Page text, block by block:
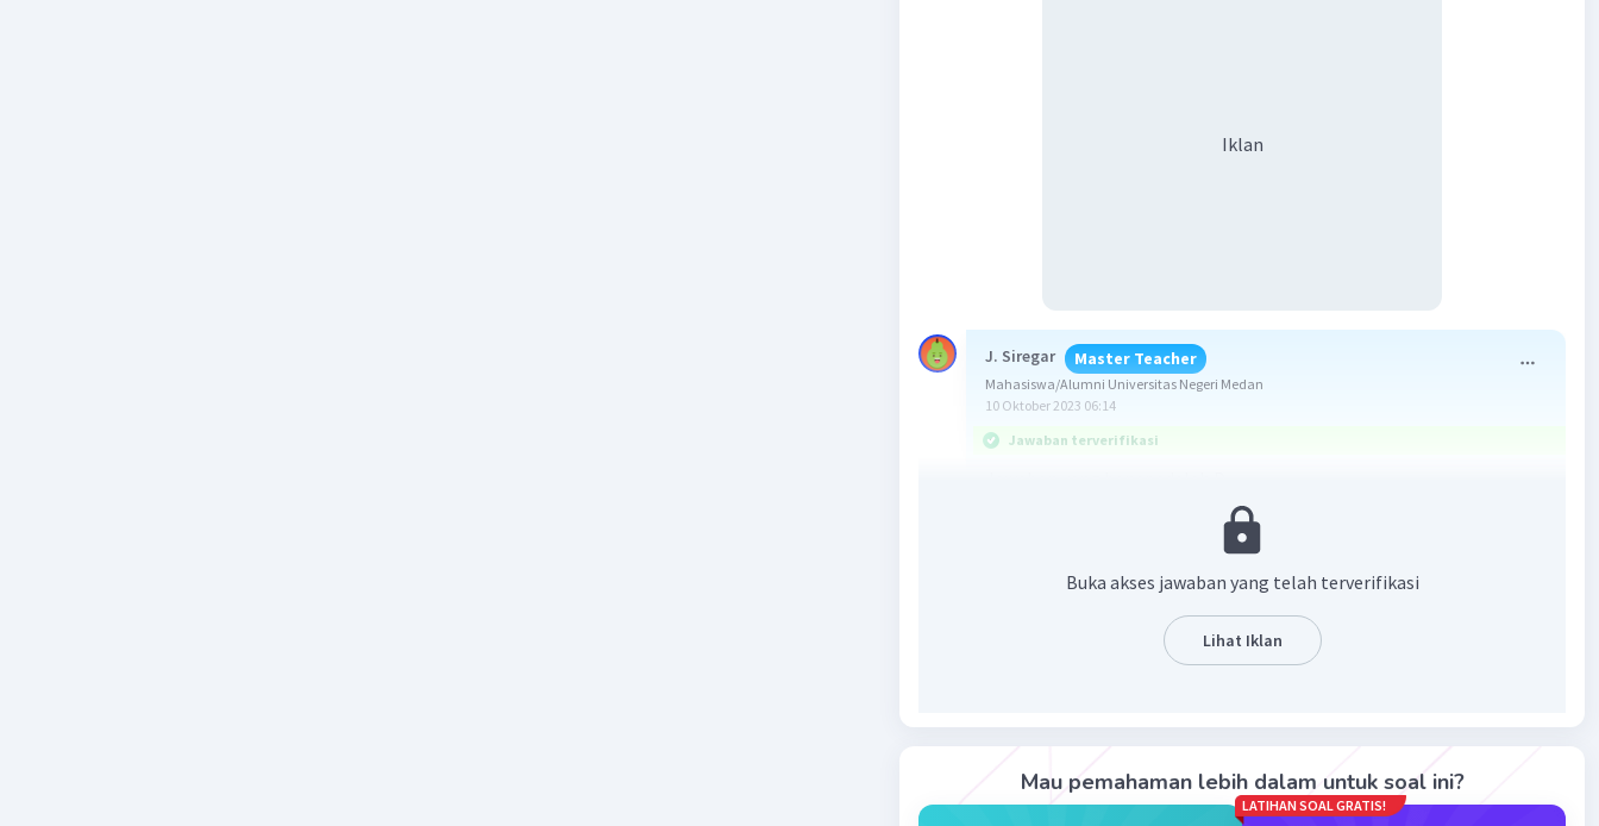
Iklan
J. Siregar Master Teacher
Mahasiswa/Alumni Universitas Negeri Medan
10 Oktober 2023 06:14
Jawaban terverifikasi
Senyawa ion terbentuk dari adanya ikatan ion yaitu ikatan kimia yang
dan anion ya (nonlogam) melalui gaya elektrostatik.
Contoh kelompok senyawa yang terbentuk dari ikatan ion adalah
3) SrF₂ terbentuk dari ikatan antara logam Sr dan nonlogam F.
Jadi, kelompok senyawa yang memiliki ikatan ion adalah K₂O, Al₂O₃,
Buka akses jawaban yang telah terverifikasi
Lihat Iklan
Mau pemahaman lebih dalam untuk soal ini?
LATIHAN SOAL GRATIS!